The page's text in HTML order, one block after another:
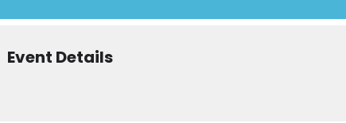
Event Details